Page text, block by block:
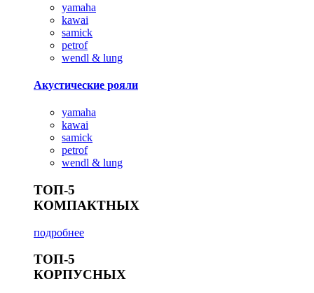
yamaha
kawai
samick
petrof
wendl & lung
Акустические рояли
yamaha
kawai
samick
petrof
wendl & lung
ТОП-5
КОМПАКТНЫХ
подробнее
ТОП-5
КОРПУСНЫХ